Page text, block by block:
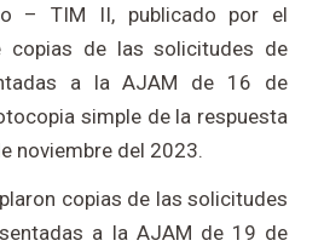
– TIM II, publicado por el
copias de las solicitudes de
a la AJAM de 16 de
simple de la respuesta
noviembre del 2023.
copias de las solicitudes
a la AJAM de 19 de